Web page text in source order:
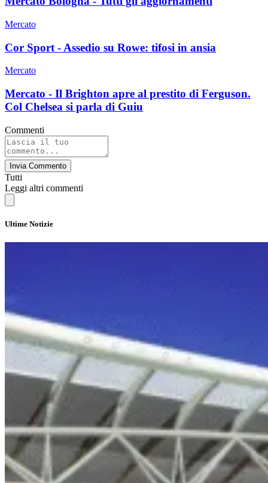
Mercato
Cor Sport - Assedio su Rowe: tifosi in ansia
Mercato
Mercato - Il Brighton apre al prestito di Ferguson.
Col Chelsea si parla di Guiu
Commenti
Invia Commento
Tutti
Leggi altri commenti
Ultime Notizie